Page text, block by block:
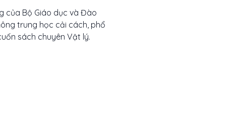
của Bộ Giáo dục và Đào
trung học cải cách, phổ
sách chuyên Vật lý.